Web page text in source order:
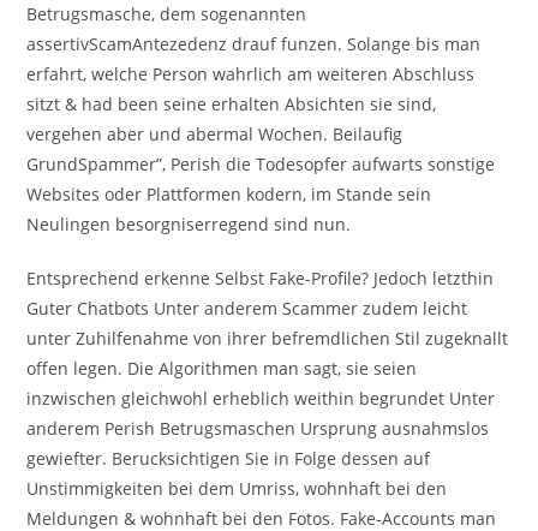
Betrugsmasche, dem sogenannten
assertivScamAntezedenz drauf funzen. Solange bis man
erfahrt, welche Person wahrlich am weiteren Abschluss
sitzt & had been seine erhalten Absichten sie sind,
vergehen aber und abermal Wochen. Beilaufig
GrundSpammer”, Perish die Todesopfer aufwarts sonstige
Websites oder Plattformen kodern, im Stande sein
Neulingen besorgniserregend sind nun.
Entsprechend erkenne Selbst Fake-Profile? Jedoch letzthin
Guter Chatbots Unter anderem Scammer zudem leicht
unter Zuhilfenahme von ihrer befremdlichen Stil zugeknallt
offen legen. Die Algorithmen man sagt, sie seien
inzwischen gleichwohl erheblich weithin begrundet Unter
anderem Perish Betrugsmaschen Ursprung ausnahmslos
gewiefter. Berucksichtigen Sie in Folge dessen auf
Unstimmigkeiten bei dem Umriss, wohnhaft bei den
Meldungen & wohnhaft bei den Fotos. Fake-Accounts man